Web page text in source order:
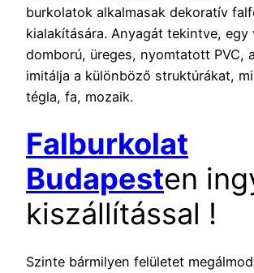
burkolatok alkalmasak dekoratív
kialakítására. Anyagát tekintve, egy
domború, üreges, nyomtatott PVC,
imitálja a különböző struktúrákat,
tégla, fa, mozaik.
Falburkolat
Budapesten
kiszállítással !
Szinte bármilyen felületet